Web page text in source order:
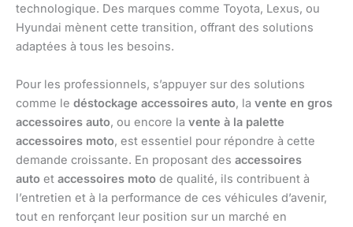
technologique. Des marques comme Toyota, Lexus, ou
Hyundai mènent cette transition, offrant des solutions
adaptées à tous les besoins.
Pour les professionnels, s’appuyer sur des solutions
comme le déstockage accessoires auto, la vente en gros
accessoires auto, ou encore la vente à la palette
accessoires moto, est essentiel pour répondre à cette
demande croissante. En proposant des accessoires
auto et accessoires moto de qualité, ils contribuent à
l’entretien et à la performance de ces véhicules d’avenir,
tout en renforçant leur position sur un marché en